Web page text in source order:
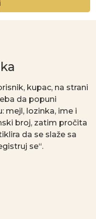
kupac, na strani
da popuni
mejl, lozinka, ime i
broj, zatim pročita
da se slaže sa
se“.